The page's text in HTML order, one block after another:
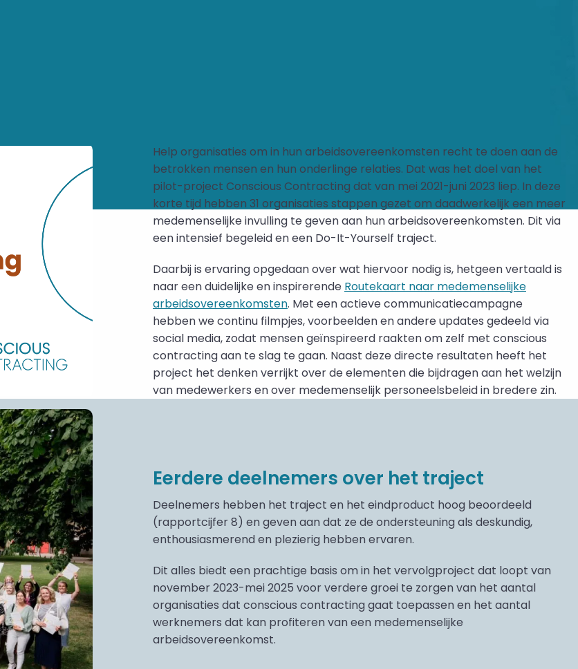
Help organisaties om in hun arbeidsovereenkomsten recht te doen aan de
betrokken mensen en hun onderlinge relaties. Dat was het doel van het
pilot-project Conscious Contracting dat van mei 2021-juni 2023 liep. In deze
korte tijd hebben 31 organisaties stappen gezet om daadwerkelijk een meer
medemenselijke invulling te geven aan hun arbeidsovereenkomsten. Dit via
een intensief begeleid en een Do-It-Yourself traject.
Daarbij is ervaring opgedaan over wat hiervoor nodig is, hetgeen vertaald is
naar een duidelijke en inspirerende Routekaart naar medemenselijke
arbeidsovereenkomsten. Met een actieve communicatiecampagne
hebben we continu filmpjes, voorbeelden en andere updates gedeeld via
social media, zodat mensen geïnspireerd raakten om zelf met conscious
contracting aan te slag te gaan. Naast deze directe resultaten heeft het
project het denken verrijkt over de elementen die bijdragen aan het welzijn
van medewerkers en over medemenselijk personeelsbeleid in bredere zin.
Eerdere deelnemers over het traject
Deelnemers hebben het traject en het eindproduct hoog beoordeeld
(rapportcijfer 8) en geven aan dat ze de ondersteuning als deskundig,
enthousiasmerend en plezierig hebben ervaren.
Dit alles biedt een prachtige basis om in het vervolgproject dat loopt van
november 2023-mei 2025 voor verdere groei te zorgen van het aantal
organisaties dat conscious contracting gaat toepassen en het aantal
werknemers dat kan profiteren van een medemenselijke
arbeidsovereenkomst.